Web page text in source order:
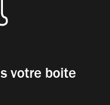
votre boite